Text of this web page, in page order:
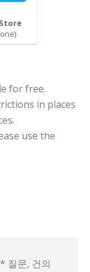
for free.
in places
use the
질문, 건의